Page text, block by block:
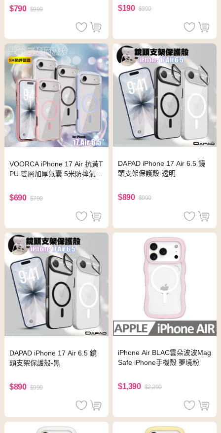
$790 $990 $190 $390
VOORCA iPhone 17 Air 抗黃T
PU 雙層加厚氣囊 5米防摔氣墊
$690 $790
DAPAD iPhone 17 Air 6.5 鏡
頭支架保護殼-透明
$890 $990
DAPAD iPhone 17 Air 6.5 鏡
頭支架保護殼-黑
$890 $990
iPhone Air BLAC雲朵波波Mag
Safe iPhone手機殼 夢境粉
$1,390 $2,290